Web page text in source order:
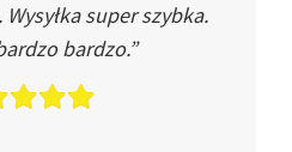
super szybka.
bardzo.”